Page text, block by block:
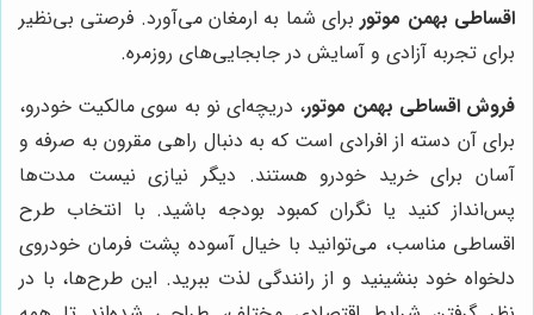
اقساطی بهمن موتوربرای شما به ارمغان می‌آورد. فرصتی بی‌نظیر
برای تجربه آزادی و آسایش در جابجایی‌های روزمره.
فروش اقساطی بهمن موتور، دریچه‌ای نو به سوی مالکیت خودرو،
برای آن دسته از افرادی است که به دنبال راهی مقرون به صرفه و
آسان برای خرید خودرو هستند. دیگر نیازی نیست مدت‌ها
پس‌انداز کنید یا نگران کمبود بودجه باشید. با انتخاب طرح
اقساطی مناسب، می‌توانید با خیال آسوده پشت فرمان خودروی
دلخواه خود بنشینید و از رانندگی لذت ببرید. این طرح‌ها، با در